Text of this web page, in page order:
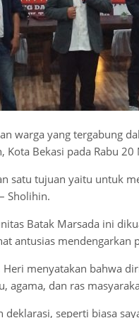
warga yang tergabung
Kota Bekasi pada Rabu
satu tujuan yaitu untuk
Sholihin.
Batak Marsada ini
antusias
menyatakan bahwa
agama, dan ras
deklarasi, seperti biasa